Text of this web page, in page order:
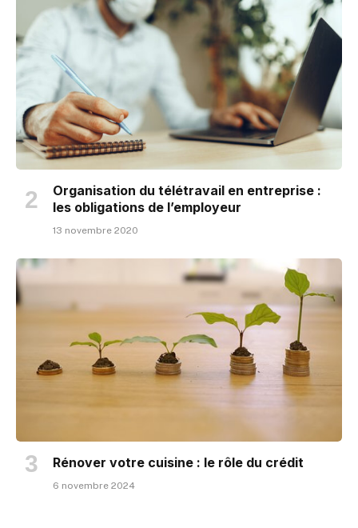
Organisation du télétravail en entreprise :
les obligations de l’employeur
13 novembre 2020
Rénover votre cuisine : le rôle du crédit
6 novembre 2024